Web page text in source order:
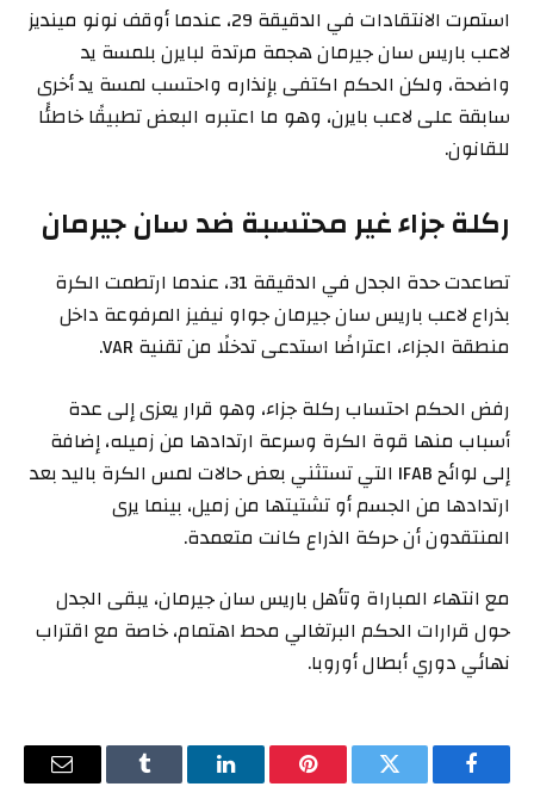
استمرت الانتقادات في الدقيقة 29، عندما أوقف نونو مينديز
لاعب باريس سان جيرمان هجمة مرتدة لبايرن بلمسة يد
واضحة، ولكن الحكم اكتفى بإنذاره واحتسب لمسة يد أخرى
سابقة على لاعب بايرن، وهو ما اعتبره البعض تطبيقًا خاطئًا
للقانون.
ركلة جزاء غير محتسبة ضد سان جيرمان
تصاعدت حدة الجدل في الدقيقة 31، عندما ارتطمت الكرة
بذراع لاعب باريس سان جيرمان جواو نيفيز المرفوعة داخل
منطقة الجزاء، اعتراضًا استدعى تدخلًا من تقنية VAR.
رفض الحكم احتساب ركلة جزاء، وهو قرار يعزى إلى عدة
أسباب منها قوة الكرة وسرعة ارتدادها من زميله، إضافة
إلى لوائح IFAB التي تستثني بعض حالات لمس الكرة باليد بعد
ارتدادها من الجسم أو تشتيتها من زميل، بينما يرى
المنتقدون أن حركة الذراع كانت متعمدة.
مع انتهاء المباراة وتأهل باريس سان جيرمان، يبقى الجدل
حول قرارات الحكم البرتغالي محط اهتمام، خاصة مع اقتراب
نهائي دوري أبطال أوروبا.
فيسبوك تويتر بينتيريستلينكدإن Tumblr
البريد